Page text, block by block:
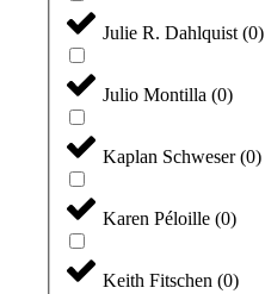
Julie R. Dahlquist(0)
Julio Montilla (0)
Kaplan Schweser(0)
Karen Péloille (0)
Keith Fitschen (0)